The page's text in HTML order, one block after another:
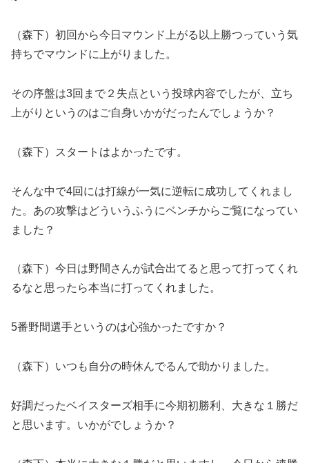
（森下）初回から今日マウンド上がる以上勝つっていう気
持ちでマウンドに上がりました。
その序盤は3回まで２失点という投球内容でしたが、立ち
上がりというのはご自身いかがだったんでしょうか？
（森下）スタートはよかったです。
そんな中で4回には打線が一気に逆転に成功してくれまし
た。あの攻撃はどういうふうにベンチからご覧になってい
ました？
（森下）今日は野間さんが試合出てると思って打ってくれ
るなと思ったら本当に打ってくれました。
5番野間選手というのは心強かったですか？
（森下）いつも自分の時休んでるんで助かりました。
好調だったベイスターズ相手に今期初勝利、大きな１勝だ
と思います。いかがでしょうか？